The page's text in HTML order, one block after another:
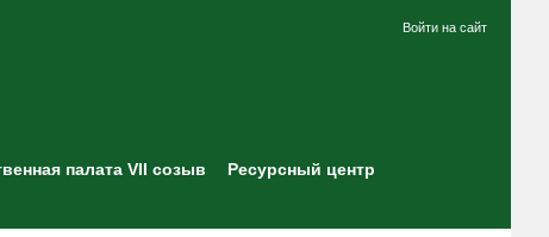
Войти на сайт
палата VII созыв
Ресурсный центр